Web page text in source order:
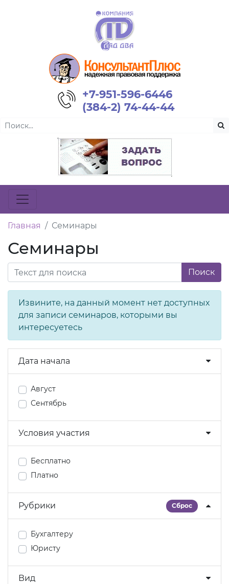
+7-951-596-6446
(384-2) 74-44-44
Главная Семинары
Семинары
Поиск
Извините, на данный момент нет доступных
для записи семинаров, которыми вы
интересуетесь
Дата начала
Август
Сентябрь
Условия участия
Бесплатно
Платно
Рубрики Сброс
Бухгалтеру
Юристу
Вид